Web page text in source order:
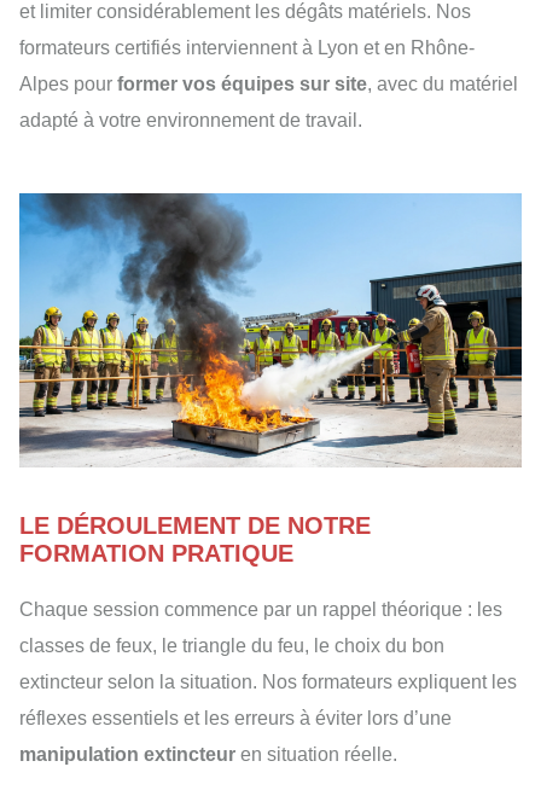
et limiter considérablement les dégâts matériels. Nos
formateurs certifiés interviennent à Lyon et en Rhône-
Alpes pour former vos équipes sur site, avec du matériel
adapté à votre environnement de travail.
LE DÉROULEMENT DE NOTRE
FORMATION PRATIQUE
Chaque session commence par un rappel théorique : les
classes de feux, le triangle du feu, le choix du bon
extincteur selon la situation. Nos formateurs expliquent les
réflexes essentiels et les erreurs à éviter lors d’une
manipulation extincteur en situation réelle.